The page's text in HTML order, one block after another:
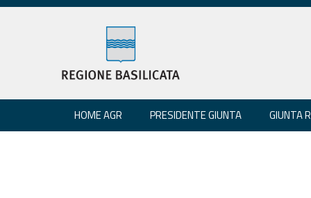
HOME AGR PRESIDENTE GIUNTA GIUNTA